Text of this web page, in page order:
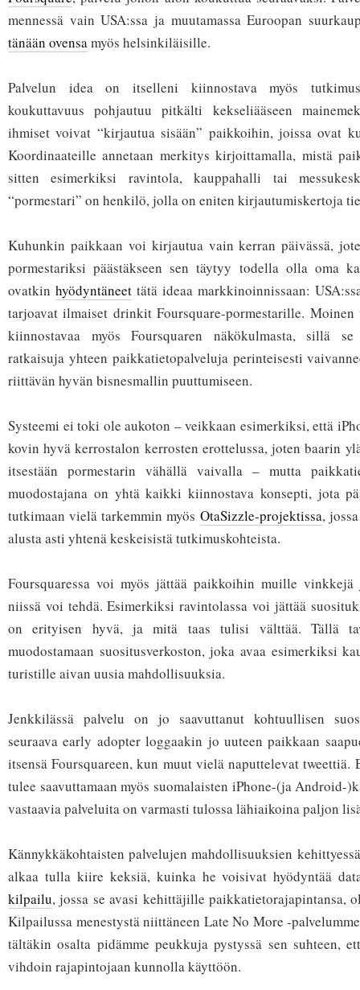
mennessä vain USA:ssa ja muutamassa Euroopan
tänään ovensamyös helsinkiläisille.
Palvelun idea on itselleni kiinnostava myös
koukuttavuus pohjautuu pitkälti kekseliääseen
ihmiset voivat “kirjautua sisään” paikkoihin, joissa ovat
Koordinaateille annetaan merkitys kirjoittamalla, mistä
sitten esimerkiksi ravintola, kauppahalli tai
“pormestari” on henkilö, jolla on eniten kirjautumiskertoja
Kuhunkin paikkaan voi kirjautua vain kerran päivässä,
pormestariksi päästäkseen sen täytyy todella olla oma
ovatkin hyödyntäneet tätä ideaa markkinoinnissaan:
tarjoavat ilmaiset drinkit Foursquare-pormestarille.
kiinnostavaa myös Foursquaren näkökulmasta, sillä
ratkaisuja yhteen paikkatietopalveluja perinteisesti
riittävän hyvän bisnesmallin puuttumiseen.
Systeemi ei toki ole aukoton – veikkaan esimerkiksi, että
kovin hyvä kerrostalon kerrosten erottelussa, joten baarin
itsestään pormestarin vähällä vaivalla – mutta
muodostajana on yhtä kaikki kiinnostava konsepti, jota
tutkimaan vielä tarkemmin myös OtaSizzle-projektissa,
alusta asti yhtenä keskeisistä tutkimuskohteista.
Foursquaressa voi myös jättää paikkoihin muille
niissä voi tehdä. Esimerkiksi ravintolassa voi jättää
on erityisen hyvä, ja mitä taas tulisi välttää. Tällä
muodostamaan suositusverkoston, joka avaa esimerkiksi
turistille aivan uusia mahdollisuuksia.
Jenkkilässä palvelu on jo saavuttanut kohtuullisen
seuraava early adopter loggaakin jo uuteen paikkaan
itsensä Foursquareen, kun muut vielä naputtelevat tweettiä.
tulee saavuttamaan myös suomalaisten iPhone-(ja Android-
vastaavia palveluita on varmasti tulossa lähiaikoina paljon
Kännykkäkohtaisten palvelujen mahdollisuuksien
alkaa tulla kiire keksiä, kuinka he voisivat hyödyntää
kilpailu, jossa se avasi kehittäjille paikkatietorajapintansa,
Kilpailussa menestystä niittäneen Late No More -
tältäkin osalta pidämme peukkuja pystyssä sen suhteen,
vihdoin rajapintojaan kunnolla käyttöön.